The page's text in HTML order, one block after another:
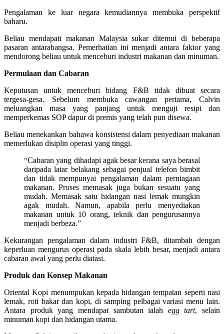
Pengalaman ke luar negara kemudiannya membuka perspektif
baharu.
Beliau mendapati makanan Malaysia sukar ditemui di beberapa
pasaran antarabangsa. Pemerhatian ini menjadi antara faktor yang
mendorong beliau untuk menceburi industri makanan dan minuman.
Permulaan dan Cabaran
Keputusan untuk menceburi bidang F&B tidak dibuat secara
tergesa-gesa. Sebelum membuka cawangan pertama, Calvin
meluangkan masa yang panjang untuk menguji resipi dan
memperkemas SOP dapur di premis yang telah pun disewa.
Beliau menekankan bahawa konsistensi dalam penyediaan makanan
memerlukan disiplin operasi yang tinggi.
“Cabaran yang dihadapi agak besar kerana saya berasal
daripada latar belakang sebagai penjual telefon bimbit
dan tidak mempunyai pengalaman dalam perniagaan
makanan. Proses memasak juga bukan sesuatu yang
mudah. Memasak satu hidangan nasi lemak mungkin
agak mudah. Namun, apabila perlu menyediakan
makanan untuk 10 orang, teknik dan pengurusannya
menjadi berbeza.”
Kekurangan pengalaman dalam industri F&B, ditambah dengan
keperluan mengurus operasi pada skala lebih besar, menjadi antara
cabaran awal yang perlu diatasi.
Produk dan Konsep Makanan
Oriental Kopi menumpukan kepada hidangan tempatan seperti nasi
lemak, roti bakar dan kopi, di samping pelbagai variasi menu lain.
Antara produk yang mendapat sambutan ialah egg tart, selain
minuman kopi dan hidangan utama.